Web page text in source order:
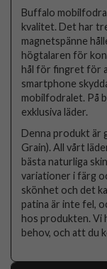
Buffalo
kvalitet. Det har
magnetspänne
högtalaren för
hål för fingret för
smartphone
mobilfodralet. På
exklusiva läder.
Denna produkt är
Grain). All vårt
bästa naturliga
variationer i färg
skönhet och det
patina är inte fel,
hos produkten. Vi
behov, och att du